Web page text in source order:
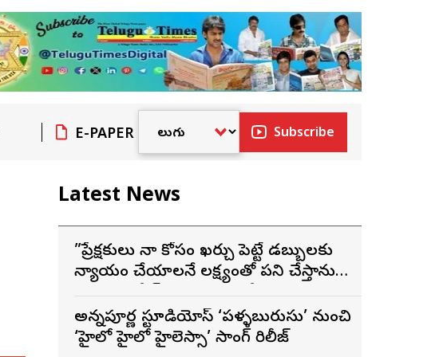
E-PAPER Subscribe
Latest News
”ప్రేక్షకులు నా కోసం ఖర్చు పెట్టే డబ్బులకు
న్యాయం చేయాలనే లక్ష్యంతో పని చేస్తాను”
అన్నపూర్ణ స్టూడియోస్ ‘పళ్ళబురుసు’ నుంచి
‘హైలో హైలో హైలెస్సా’ సాంగ్ రిలీజ్